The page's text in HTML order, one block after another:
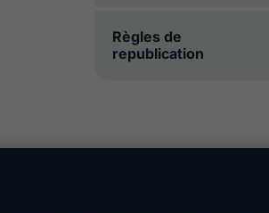
Règles de
republication